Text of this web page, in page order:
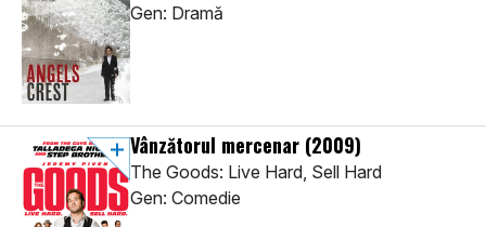
Gen: Dramă
Vânzătorul mercenar (2009)
The Goods: Live Hard, Sell Hard
Gen: Comedie